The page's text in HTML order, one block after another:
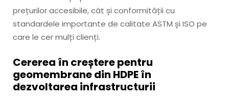
prețurilor accesibile, cât și conformității cu
standardele importante de calitate ASTM și ISO pe
care le cer mulți clienți.
Cererea în creștere pentru
geomembrane din HDPE în
dezvoltarea infrastructurii